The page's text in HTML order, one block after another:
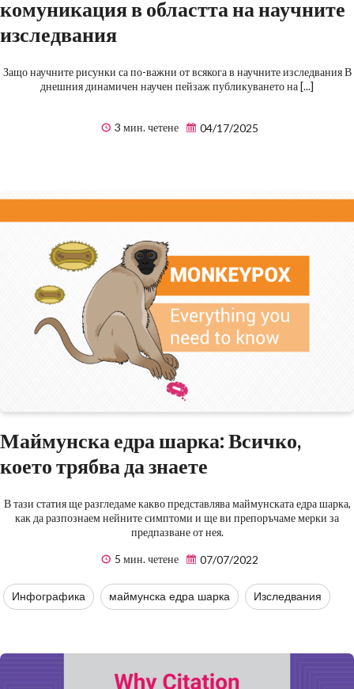
комуникация в областта на научните
изследвания
Защо научните рисунки са по-важни от всякога в научните изследвания В
днешния динамичен научен пейзаж публикуването на [...]
3 мин. четене 04/17/2025
Маймунска едра шарка: Всичко,
което трябва да знаете
В тази статия ще разгледаме какво представлява маймунската едра шарка,
как да разпознаем нейните симптоми и ще ви препоръчаме мерки за
предпазване от нея.
5 мин. четене
07/07/2022
Инфографика маймунска едра шарка Изследвания